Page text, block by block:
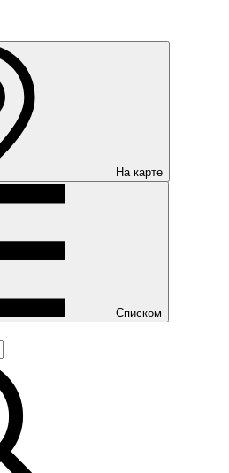
На карте
Списком